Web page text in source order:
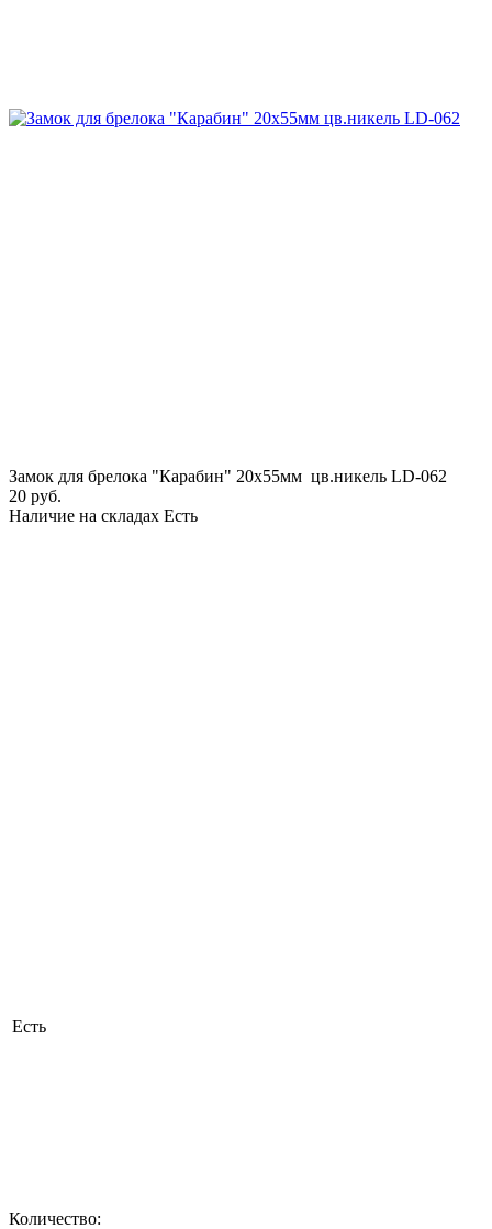
Замок для брелока "Карабин" 20х55мм цв.никель LD-062
20 руб.
Наличие на складах Есть
Есть
Количество: